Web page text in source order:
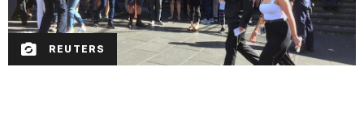
REUTERS